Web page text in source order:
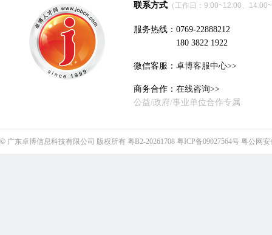
联系方式 （工作日：9:00~12:00、
服务热线：0769-22888212
180 3822 1922
微信客服： 卓博客服中心>>
商务合作： 在线咨询>>
公益/政府/事业单位合作专属
© 广东卓博信息科技有限公司 版权所有 粤B2-20261708 粤ICP备09027564号 粤公网安